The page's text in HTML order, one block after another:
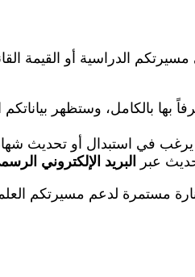
الدراسية أو القيمة
بها بالكامل، وستظهر
في استبدال أو تحديث
عبر البريد الإلكتروني
مستمرة لدعم مسيرتكم